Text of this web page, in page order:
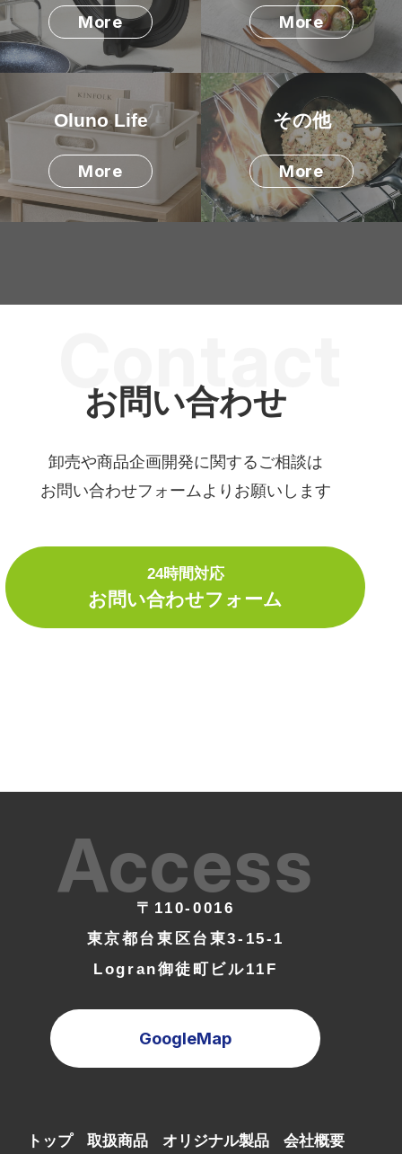
More More
Oluno Life
More
その他
More
Contact
お問い合わせ
卸売や商品企画開発に関するご相談は
お問い合わせフォームよりお願いします
24時間対応
お問い合わせフォーム
Access
〒110-0016
東京都台東区台東3-15-1
Logran御徒町ビル11F
GoogleMap
トップ 取扱商品 オリジナル製品 会社概要